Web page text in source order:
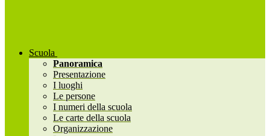
Scuola
Panoramica
Presentazione
I luoghi
Le persone
I numeri della scuola
Le carte della scuola
Organizzazione